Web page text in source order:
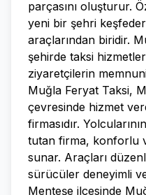
parçasını oluşturur.
yeni bir şehri
araçlarından biridir.
şehirde taksi
ziyaretçilerin
Muğla Feryat Taksi,
çevresinde hizmet
firmasıdır.
tutan firma, konforlu
sunar. Araçları
sürücüler deneyimli
Menteşe ilçesinde